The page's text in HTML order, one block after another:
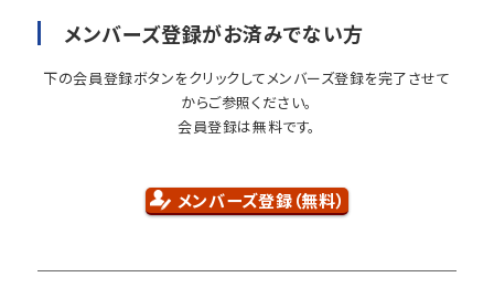
メンバーズ登録がお済みでない方
下の会員登録ボタンをクリックしてメンバーズ登録を完了させて
からご参照ください。
会員登録は無料です。
メンバーズ登録（無料）